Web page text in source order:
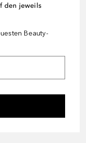
den jeweils
Beauty-